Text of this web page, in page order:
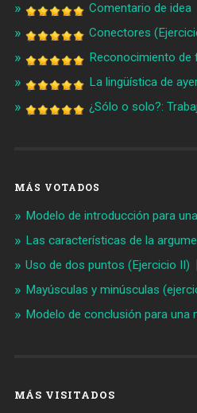
Comentario de idea
Conectores
Reconocimiento de
La lingüística de
¿Sólo o solo?:
MÁS VOTADOS
Modelo de introducción para
Las características de la
Uso de dos puntos (Ejercicio II)
Mayúsculas y minúsculas
Modelo de conclusión para una
MÁS VISITADOS